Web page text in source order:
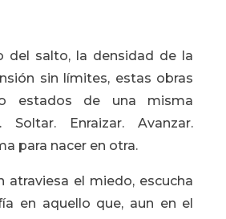
del salto, la densidad de la
sin límites, estas obras
estados de una misma
Soltar. Enraizar. Avanzar.
para nacer en otra.
atraviesa el miedo, escucha
en aquello que, aun en el